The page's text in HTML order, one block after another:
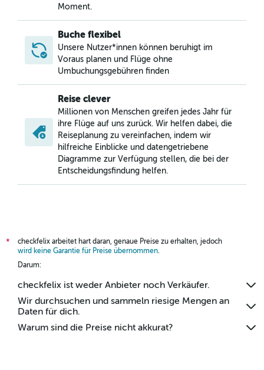
Moment.
Buche flexibel
Unsere Nutzer*innen können beruhigt im
Voraus planen und Flüge ohne
Umbuchungsgebühren finden
Reise clever
Millionen von Menschen greifen jedes Jahr für
ihre Flüge auf uns zurück. Wir helfen dabei, die
Reiseplanung zu vereinfachen, indem wir
hilfreiche Einblicke und datengetriebene
Diagramme zur Verfügung stellen, die bei der
Entscheidungsfindung helfen.
*
checkfelix arbeitet hart daran, genaue Preise zu erhalten, jedoch
wird keine Garantie für Preise übernommen.
Darum:
checkfelix ist weder Anbieter noch Verkäufer.
Wir durchsuchen und sammeln riesige Mengen an
Daten für dich.
Warum sind die Preise nicht akkurat?